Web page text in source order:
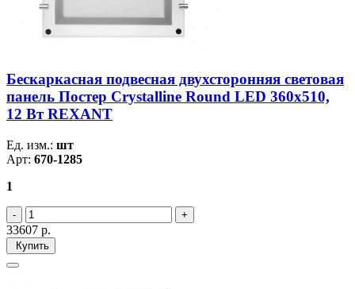
Бескаркасная подвесная двухсторонняя световая
панель Постер Crystalline Round LED 360x510,
12 Вт REXANT
Ед. изм.: шт
Арт: 670-1285
1
33607 р.
Купить